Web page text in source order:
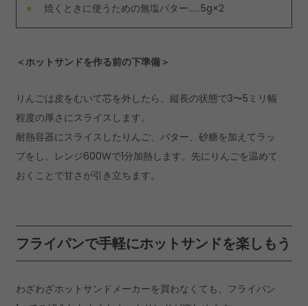
焼くときに使うための無塩バター……5g×2
＜ホットサンドを作る前の下準備＞
りんごは皮をむいて芯を外したら、縦長の状態で3〜5ミリ幅
程度の厚さにスライスします。
耐熱容器にスライスしたりんご、バター、砂糖を加えてラッ
プをし、レンジ600Wで1分加熱します。先にりんごを温めて
おくことで甘さが引き立ちます。
フライパンで手軽にホットサンドを楽しもう
わざわざホットサンドメーカーを買わなくても、フライパン